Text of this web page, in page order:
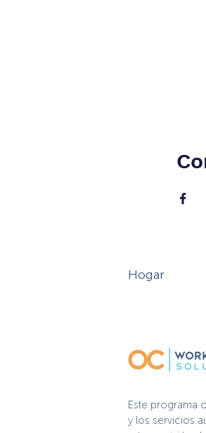
Hogar
Este programa
y los servicios